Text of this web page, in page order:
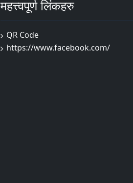
महत्त्वपूर्ण लिंकहरु
QR Code
https://www.facebook.com/